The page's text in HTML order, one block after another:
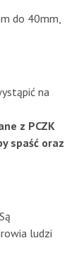
do 40mm,
na
z PCZK
spaść oraz
ludzi